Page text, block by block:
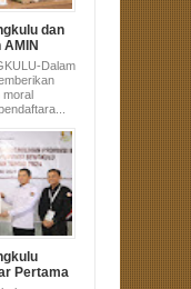
dan
AMIN
Dukungan
Anies-
Ke KPU
Dalam
moral
Pertama